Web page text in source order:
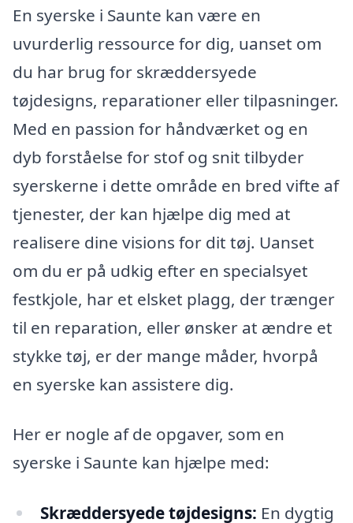
En syerske i Saunte kan være en
uvurderlig ressource for dig, uanset om
du har brug for skræddersyede
tøjdesigns, reparationer eller tilpasninger.
Med en passion for håndværket og en
dyb forståelse for stof og snit tilbyder
syerskerne i dette område en bred vifte af
tjenester, der kan hjælpe dig med at
realisere dine visions for dit tøj. Uanset
om du er på udkig efter en specialsyet
festkjole, har et elsket plagg, der trænger
til en reparation, eller ønsker at ændre et
stykke tøj, er der mange måder, hvorpå
en syerske kan assistere dig.
Her er nogle af de opgaver, som en
syerske i Saunte kan hjælpe med:
Skræddersyede tøjdesigns: En dygtig